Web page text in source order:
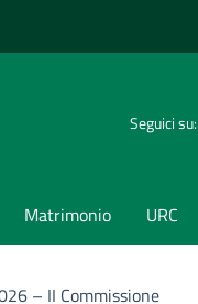
Seguici su:
Matrimonio URC
– II Commissione